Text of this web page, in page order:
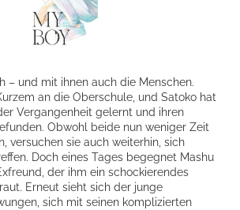
– und mit ihnen auch die Menschen.
an die Oberschule, und Satoko hat
Vergangenheit gelernt und ihren
Obwohl beide nun weniger Zeit
versuchen sie auch weiterhin, sich
Doch eines Tages begegnet Mashu
der ihm ein schockierendes
Erneut sieht sich der junge
sich mit seinen komplizierten